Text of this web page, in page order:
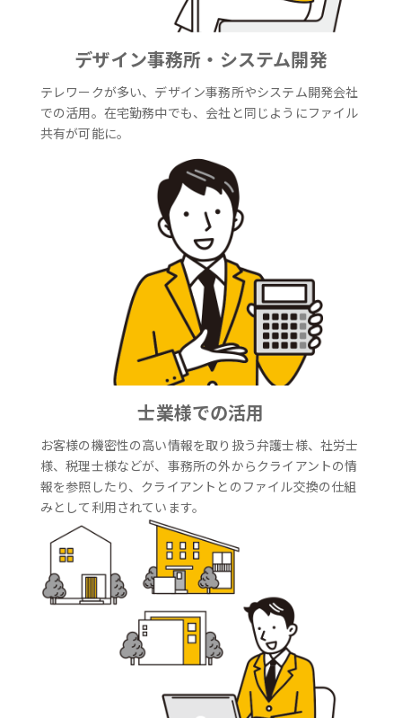
デザイン事務所・システム開発
テレワークが多い、デザイン事務所やシステム開発会社
での活用。在宅勤務中でも、会社と同じようにファイル
共有が可能に。
士業様での活用
お客様の機密性の高い情報を取り扱う弁護士様、社労士
様、税理士様などが、事務所の外からクライアントの情
報を参照したり、クライアントとのファイル交換の仕組
みとして利用されています。